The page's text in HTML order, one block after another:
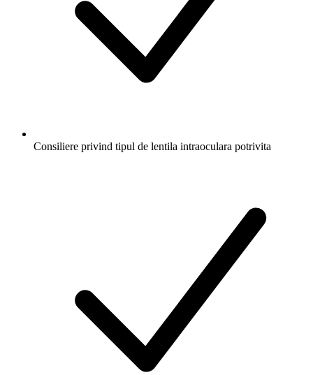
Consiliere privind tipul de lentila intraoculara potrivita